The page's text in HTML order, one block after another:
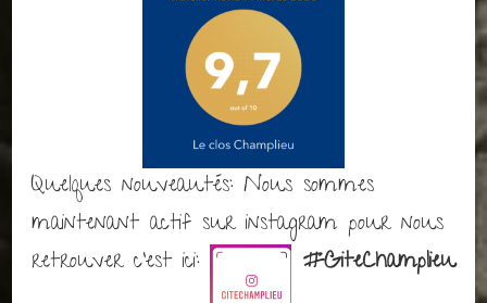
Quelques nouveautés: Nous sommes
maintenant actif sur instagram pour nous
retrouver c’est ici:
#GiteChamplieu